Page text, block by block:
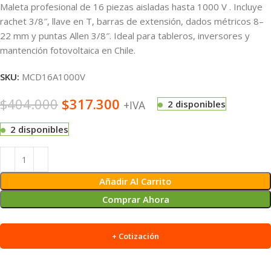
Maleta profesional de 16 piezas aisladas hasta 1000 V . Incluye
rachet 3/8″, llave en T, barras de extensión, dados métricos 8–
22 mm y puntas Allen 3/8″. Ideal para tableros, inversores y
mantención fotovoltaica en Chile.
SKU: MCD16A1000V
$404.000 $317.300 +IVA 2 disponibles
2 disponibles
Añadir Al Carrito
Comprar Ahora
Alternative:
+ Cotización